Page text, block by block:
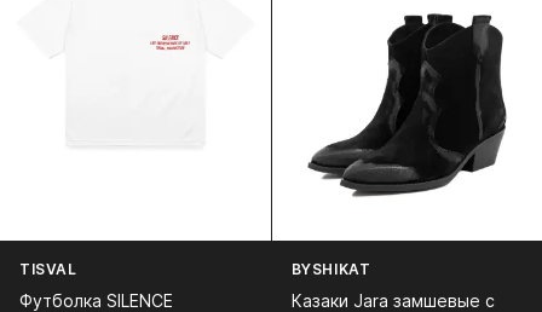
TISVAL
Футболка SILENCE
BYSHIKAT
Казаки Jara замшевые с